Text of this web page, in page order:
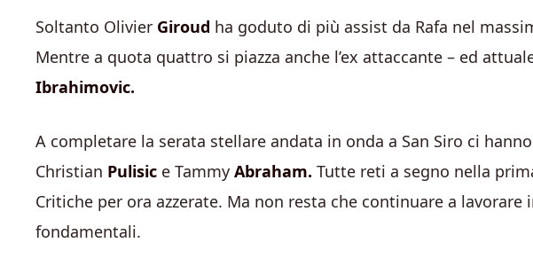
Soltanto Olivier Giroud ha goduto di più assist da Rafa nel
Mentre a quota quattro si piazza anche l’ex attaccante – ed
Ibrahimovic.
A completare la serata stellare andata in onda a San Siro ci
Christian Pulisic e Tammy Abraham. Tutte reti a segno nella
Critiche per ora azzerate. Ma non resta che continuare a lavorare
fondamentali.